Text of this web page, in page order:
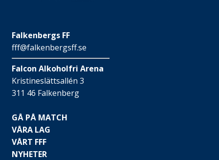
Falkenbergs FF
fff@falkenbergsff.se
Falcon Alkoholfri Arena
Kristineslättsallén 3
311 46 Falkenberg
GÅ PÅ MATCH
VÅRA LAG
VÅRT FFF
NYHETER